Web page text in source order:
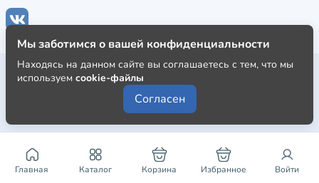
Главная Каталог Корзина Избранное Войти
Публичная оферта
Пользовательское соглашение
Политика конфиденциальности
Мы заботимся о вашей конфиденциальности
Находясь на данном сайте вы соглашаетесь с тем, что мы
используем cookie-файлы
Согласен